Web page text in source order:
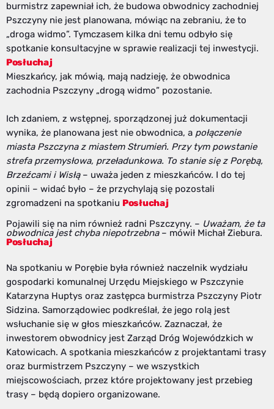
burmistrz zapewniał ich, że budowa obwodnicy zachodniej
Pszczyny nie jest planowana, mówiąc na zebraniu, że to
„droga widmo”. Tymczasem kilka dni temu odbyło się
spotkanie konsultacyjne w sprawie realizacji tej inwestycji.
Posłuchaj
Mieszkańcy, jak mówią, mają nadzieję, że obwodnica
zachodnia Pszczyny „drogą widmo” pozostanie.
Ich zdaniem, z wstępnej, sporządzonej już dokumentacji
wynika, że planowana jest nie obwodnica, a połączenie
miasta Pszczyna z miastem Strumień. Przy tym powstanie
strefa przemysłowa, przeładunkowa. To stanie się z Porębą,
Brzeźcami i Wisłą– uważa jeden z mieszkańców. I do tej
opinii – widać było – że przychylają się pozostali
zgromadzeni na spotkaniu Posłuchaj
Pojawili się na nim również radni Pszczyny. – Uważam, że ta
obwodnica jest chyba niepotrzebna – mówił Michał Ziebura.
Posłuchaj
Na spotkaniu w Porębie była również naczelnik wydziału
gospodarki komunalnej Urzędu Miejskiego w Pszczynie
Katarzyna Huptys oraz zastępca burmistrza Pszczyny Piotr
Sidzina. Samorządowiec podkreślał, że jego rolą jest
wsłuchanie się w głos mieszkańców. Zaznaczał, że
inwestorem obwodnicy jest Zarząd Dróg Wojewódzkich w
Katowicach. A spotkania mieszkańców z projektantami trasy
oraz burmistrzem Pszczyny – we wszystkich
miejscowościach, przez które projektowany jest przebieg
trasy – będą dopiero organizowane.